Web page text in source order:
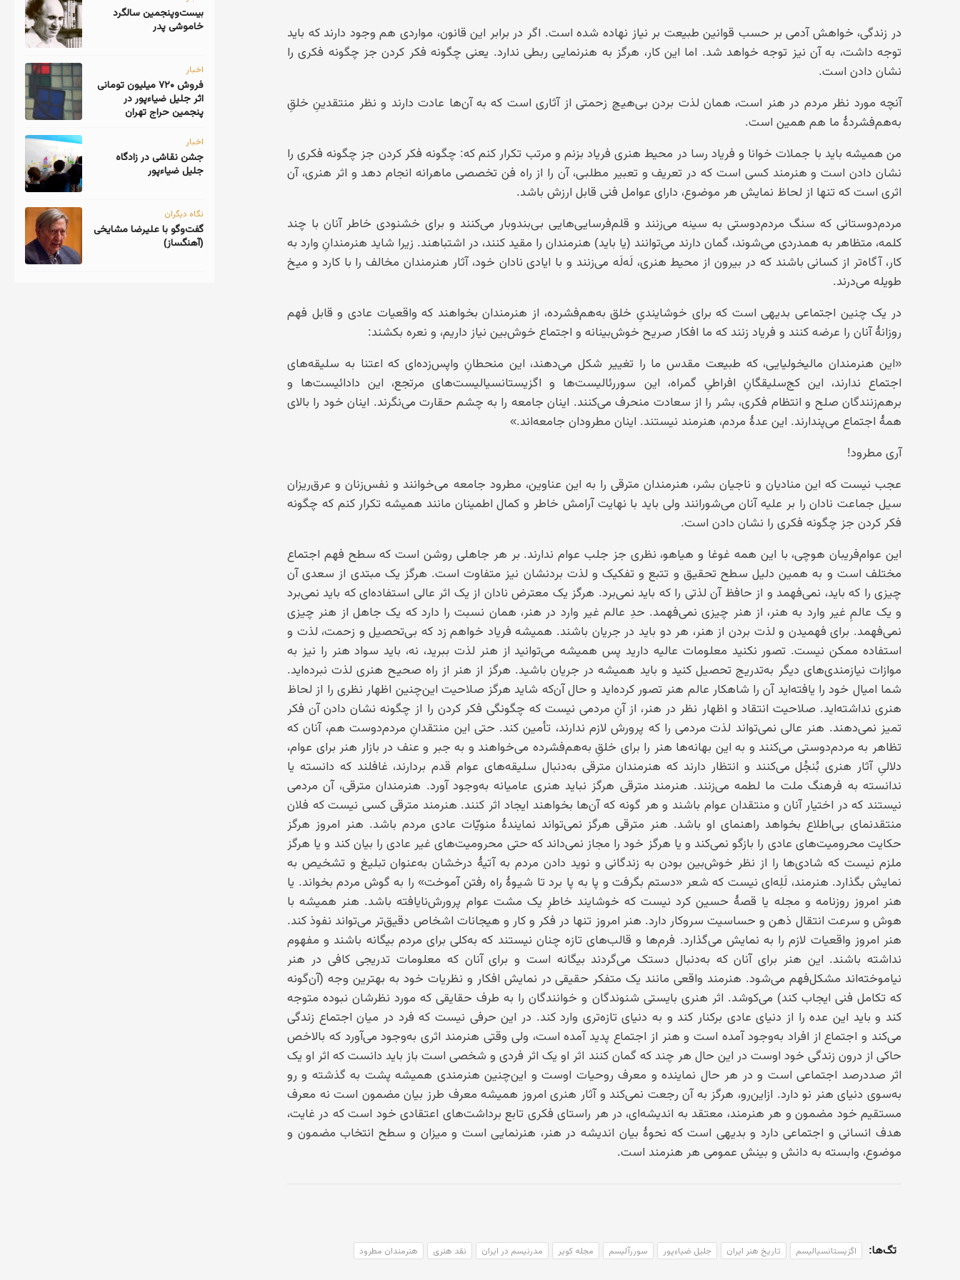
در زندگی، خواهش آدمی بر حسب قوانین طبیعت بر نیاز نهاده شده است. اگر در برابر این قانون، مواردی هم وجود دارند که باید
توجه داشت، به آن نیز توجه خواهد شد. اما این کار، هرگز به هنرنمایی ربطی ندارد. یعنی چگونه فکر کردن جز چگونه فکری را
نشان دادن است.
آنچه مورد نظر مردم در هنر است، همان لذت بردن بی‌هیچ زحمتی از آثاری است که به آن‌ها عادت دارند و نظر منتقدینِ خلقِ
به‌هم‌فشردهٔ ما هم همین است.
من همیشه باید با جملات خوانا و فریاد رسا در محیط هنری فریاد بزنم و مرتب تکرار کنم که: چگونه فکر کردن جز چگونه فکری را
نشان دادن است و هنرمند کسی است که در تعریف و تعبیر مطلبی، آن را از راه فن تخصصی ماهرانه انجام دهد و اثر هنری، آن
اثری است که تنها از لحاظ نمایش هر موضوع، دارای عوامل فنی قابل ارزش باشد.
مردم‌دوستانی که سنگ مردم‌دوستی به سینه می‌زنند و قلم‌فرسایی‌هایی بی‌بندوبار می‌کنند و برای خشنودی خاطر آنان با چند
کلمه، متظاهر به همدردی می‌شوند، گمان دارند می‌توانند (یا باید) هنرمندان را مقید کنند، در اشتباهند. زیرا شاید هنرمندانِ وارد به
کار، آگاه‌تر از کسانی باشند که در بیرون از محیط هنری، لَه‌لَه می‌زنند و با ایادی نادان خود، آثار هنرمندان مخالف را با کارد و میخ
طویله می‌درند.
در یک چنین اجتماعی بدیهی است که برای خوشایندیِ خلق به‌هم‌فشرده، از هنرمندان بخواهند که واقعیات عادی و قابل فهم
روزانهٔ آنان را عرضه کنند و فریاد زنند که ما افکار صریح خوش‌بینانه و اجتماع خوش‌بین نیاز داریم، و نعره بکشند:
«این هنرمندان مالیخولیایی، که طبیعت مقدس ما را تغییر شکل می‌دهند، این منحطانِ واپس‌زده‌ای که اعتنا به سلیقه‌های
اجتماع ندارند، این کج‌سلیقگانِ افراطیِ گمراه، این سوررئالیست‌ها و اگزیستانسیالیست‌های مرتجع، این دادائیست‌ها و
برهم‌زنندگان صلح و انتظام فکری، بشر را از سعادت منحرف می‌کنند. اینان جامعه را به چشم حقارت می‌نگرند. اینان خود را بالای
همهٔ اجتماع می‌پندارند. این عدهٔ مردم، هنرمند نیستند. اینان مطرودان جامعه‌اند.»
آری مطرود!
عجب نیست که این منادیان و ناجیان بشر، هنرمندان مترقی را به این عناوین، مطرود جامعه می‌خوانند و نفس‌زنان و عرق‌ریزان
سیل جماعت نادان را بر علیه آنان می‌شورانند ولی باید با نهایت آرامش خاطر و کمال اطمینان مانند همیشه تکرار کنم که چگونه
فکر کردن جز چگونه فکری را نشان دادن است.
این عوام‌فریبان هوچی، با این همه غوغا و هیاهو، نظری جز جلب عوام ندارند. بر هر جاهلی روشن است که سطح فهم اجتماع
مختلف است و به همین دلیل سطح تحقیق و تتبع و تفکیک و لذت بردنشان نیز متفاوت است. هرگز یک مبتدی از سعدی آن
چیزی را که باید، نمی‌فهمد و از حافظ آن لذتی را که باید نمی‌برد. هرگز یک معترض نادان از یک اثر عالی استفاده‌ای که باید نمی‌برد
و یک عالمِ غیر وارد به هنر، از هنر چیزی نمی‌فهمد. حدِ عالم غیر وارد در هنر، همان نسبت را دارد که یک جاهل از هنر چیزی
نمی‌فهمد. برای فهمیدن و لذت بردن از هنر، هر دو باید در جریان باشند. همیشه فریاد خواهم زد که بی‌تحصیل و زحمت، لذت و
استفاده ممکن نیست. تصور نکنید معلومات عالیه دارید پس همیشه می‌توانید از هنر لذت ببرید، نه، باید سواد هنر را نیز به
موازات نیازمندی‌های دیگر به‌تدریج تحصیل کنید و باید همیشه در جریان باشید. هرگز از هنر از راه صحیح هنری لذت نبرده‌اید.
شما امیال خود را یافته‌اید آن را شاهکار عالم هنر تصور کرده‌اید و حال آن‌که شاید هرگز صلاحیت این‌چنین اظهار نظری را از لحاظ
هنری نداشته‌اید. صلاحیت انتقاد و اظهار نظر در هنر، از آنِ مردمی نیست که چگونگی فکر کردن را از چگونه نشان دادن آن فکر
تمیز نمی‌دهند. هنر عالی نمی‌تواند لذت مردمی را که پرورش لازم ندارند، تأمین کند. حتی این منتقدانِ مردم‌دوست هم، آنان که
تظاهر به مردم‌دوستی می‌کنند و به این بهانه‌ها هنر را برای خلقِ به‌هم‌فشرده می‌خواهند و به جبر و عنف در بازار هنر برای عوام،
دلالیِ آثار هنری بُنجُل می‌کنند و انتظار دارند که هنرمندان مترقی به‌دنبال سلیقه‌های عوام قدم بردارند، غافلند که دانسته یا
ندانسته به فرهنگ ملت ما لطمه می‌زنند. هنرمند مترقی هرگز نباید هنری عامیانه به‌وجود آورد. هنرمندان مترقی، آن مردمی
نیستند که در اختیار آنان و منتقدان عوام باشند و هر گونه که آن‌ها بخواهند ایجاد اثر کنند. هنرمند مترقی کسی نیست که فلان
منتقدنمای بی‌اطلاع بخواهد راهنمای او باشد. هنر مترقی هرگز نمی‌تواند نمایندهٔ منویّات عادی مردم باشد. هنر امروز هرگز
حکایت محرومیت‌های عادی را بازگو نمی‌کند و یا هرگز خود را مجاز نمی‌داند که حتی محرومیت‌های غیر عادی را بیان کند و یا هرگز
ملزم نیست که شادی‌ها را از نظر خوش‌بین بودن به زندگانی و نوید دادن مردم به آتیهٔ درخشان به‌عنوان تبلیغ و تشخیص به
نمایش بگذارد. هنرمند، لَلِه‌ای نیست که شعر «دستم بگرفت و پا به پا برد تا شیوهٔ راه رفتن آموخت» را به گوش مردم بخواند. یا
هنر امروز روزنامه و مجله یا قصهٔ حسین کرد نیست که خوشایند خاطرِ یک مشت عوام پرورش‌نایافته باشد. هنر همیشه با
هوش و سرعت انتقال ذهن و حساسیت سروکار دارد. هنر امروز تنها در فکر و کار و هیجانات اشخاص دقیق‌تر می‌تواند نفوذ کند.
هنر امروز واقعیات لازم را به نمایش می‌گذارد. فرم‌ها و قالب‌های تازه چنان نیستند که به‌کلی برای مردم بیگانه باشند و مفهوم
نداشته باشند. این هنر برای آنان که به‌دنبال دستک می‌گردند بیگانه است و برای آنان که معلومات تدریجی کافی در هنر
نیاموخته‌اند مشکل‌فهم می‌شود. هنرمند واقعی مانند یک متفکر حقیقی در نمایش افکار و نظریات خود به بهترین وجه (آن‌گونه
که تکامل فنی ایجاب کند) می‌کوشد. اثر هنری بایستی شنوندگان و خوانندگان را به طرف حقایقی که مورد نظرشان نبوده متوجه
کند و باید این عده را از دنیای عادی برکنار کند و به دنیای تازه‌تری وارد کند. در این حرفی نیست که فرد در میان اجتماع زندگی
می‌کند و اجتماع از افراد به‌وجود آمده است و هنر از اجتماع پدید آمده است، ولی وقتی هنرمند اثری به‌وجود می‌آورد که بالاخص
حاکی از درون زندگی خود اوست در این حال هر چند که گمان کنند اثر او یک اثر فردی و شخصی است باز باید دانست که اثر او یک
اثر صددرصد اجتماعی است و در هر حال نماینده و معرف روحیات اوست و این‌چنین هنرمندی همیشه پشت به گذشته و رو
به‌سوی دنیای هنر نو دارد. ازاین‌رو، هرگز به آن رجعت نمی‌کند و آثار هنری امروز همیشه معرف طرز بیان مضمون است نه معرف
مستقیم خود مضمون و هر هنرمند، معتقد به اندیشه‌ای، در هر راستای فکری تابع برداشت‌های اعتقادی خود است که در غایت،
هدف انسانی و اجتماعی دارد و بدیهی است که نحوهٔ بیان اندیشه در هنر، هنرنمایی است و میزان و سطح انتخاب مضمون و
موضوع، وابسته به دانش و بینش عمومی هر هنرمند است.
تگ‌ها: اگزیستانسیالیسم تاریخ هنر ایران جلیل ضیاءپور سوررآلیسم مجله کویر مدرنیسم در ایران نقد هنری هنرمندان مطرود
‎بیست‌و‌پنجمین سالگرد
خاموشی پدر
اخبار
فروش ۷۲۰ میلیون تومانی
اثر جلیل ضیاءپور در
پنجمین حراج تهران
اخبار
جشن نقاشی در زادگاه
جلیل ضیاءپور
نگاه دیگران
گفت‌وگو با علیرضا مشایخی
(آهنگساز)